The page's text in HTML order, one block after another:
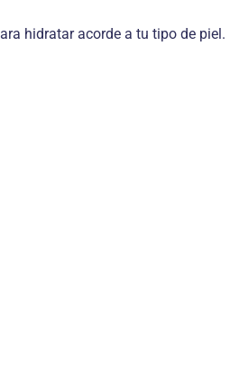
hidratar acorde a tu tipo de piel.